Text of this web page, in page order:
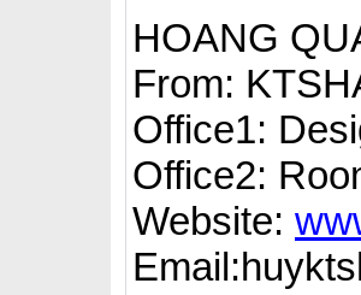
HOANG
From:
Office1:
Office2:
Website: